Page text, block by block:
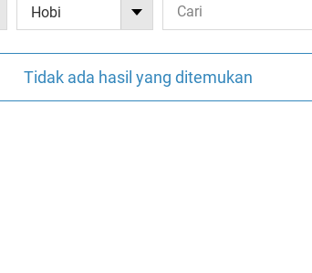
Hobi
Tidak ada hasil yang ditemukan